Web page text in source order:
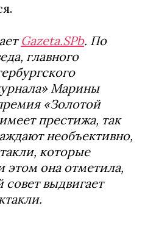
Gazeta.SPb. По
главного
Марины
«Золотой
престижа, так
необъективно,
которые
этом она отметила,
совет выдвигает